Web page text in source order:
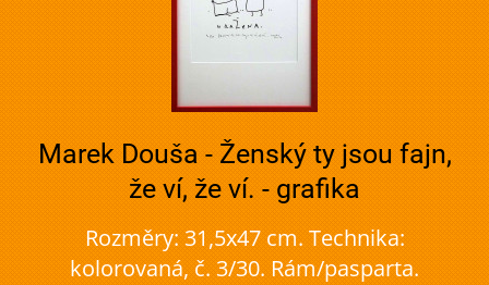
Marek Douša - Ženský ty jsou fajn,
že ví, že ví. - grafika
Rozměry: 31,5x47 cm. Technika:
kolorovaná, č. 3/30. Rám/pasparta.